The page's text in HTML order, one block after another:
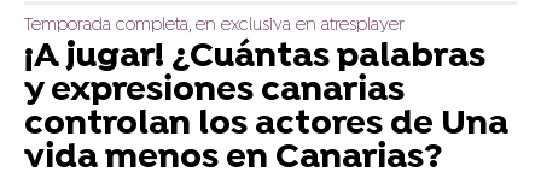
Temporada completa, en exclusiva en atresplayer
¡A jugar! ¿Cuántas palabras
y expresiones canarias
controlan los actores de Una
vida menos en Canarias?